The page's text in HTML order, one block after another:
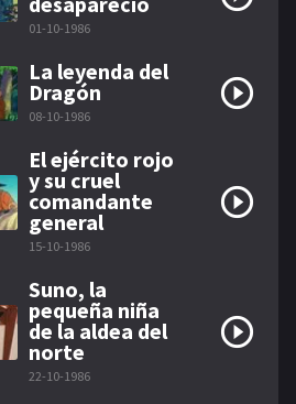
01-10-1986
La leyenda del
Dragón
08-10-1986
El ejército rojo
y su cruel
comandante
general
15-10-1986
Suno, la
pequeña niña
de la aldea del
norte
22-10-1986